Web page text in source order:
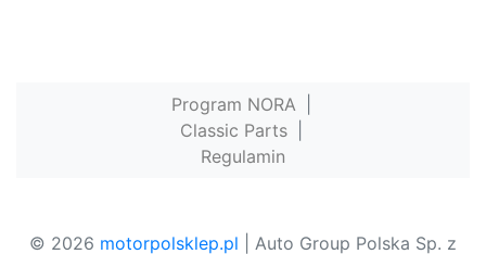
Program NORA
Classic Parts
Regulamin
© 2026 motorpolsklep.pl | Auto Group Polska Sp. z